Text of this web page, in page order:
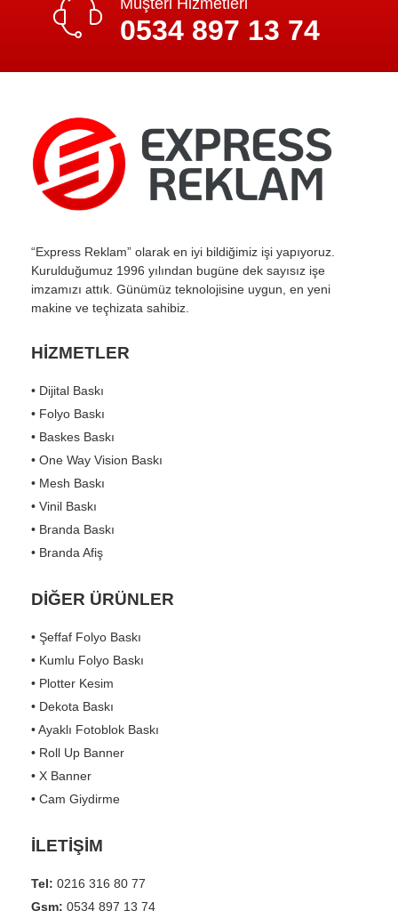
Müşteri Hizmetleri
0534 897 13 74
“Express Reklam” olarak en iyi bildiğimiz işi yapıyoruz.
Kurulduğumuz 1996 yılından bugüne dek sayısız işe
imzamızı attık. Günümüz teknolojisine uygun, en yeni
makine ve teçhizata sahibiz.
HİZMETLER
• Dijital Baskı
• Folyo Baskı
• Baskes Baskı
• One Way Vision Baskı
• Mesh Baskı
• Vinil Baskı
• Branda Baskı
• Branda Afiş
DİĞER ÜRÜNLER
• Şeffaf Folyo Baskı
• Kumlu Folyo Baskı
• Plotter Kesim
• Dekota Baskı
• Ayaklı Fotoblok Baskı
• Roll Up Banner
• X Banner
• Cam Giydirme
İLETİŞİM
Tel: 0216 316 80 77
Gsm: 0534 897 13 74